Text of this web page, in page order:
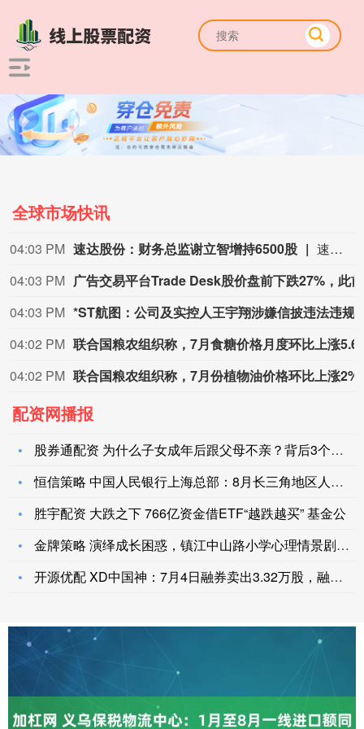
全球市场快讯
04:03 PM 速达股份：财务总监谢立智增持6500股
速达股份公告，公司财务总监/董事会秘书谢立智于2026年8月6日通过集中竞价方式累计增持公司股票6500股，约占公司总股本的0.0086%，增持金额合计人民币17.93万元（不含交易费用）。本次增持前谢立智直接持有公司股份38.76万股，占公司总股本的0.5099%；增持后持股39.41万股，占公司总股本的0.5185%。谢立智暂无后续增持计划。
04:03 PM
04:03 PM
04:02 PM
04:02 PM
配资网播报
股券通配资 为什么子女成年后跟父母不亲？背后3个真相越早知道
恒信策略 中国人民银行上海总部：8月长三角地区人民币贷款增加
胜宇配资 大跌之下 766亿资金借ETF“越跌越买” 基金公
金牌策略 演绎成长困惑，镇江中山路小学心理情景剧传递心理健康
开源优配 XD中国神：7月4日融券卖出3.32万股，融资融券